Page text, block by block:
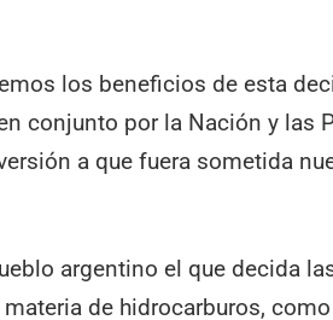
los beneficios de esta
conjunto por la Nación y las
a que fuera sometida
argentino el que decida
de hidrocarburos,